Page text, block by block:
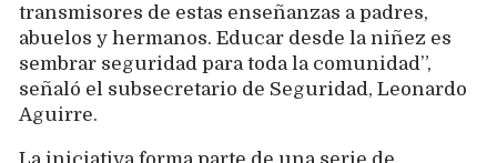
transmisores de estas enseñanzas a padres,
abuelos y hermanos. Educar desde la niñez es
sembrar seguridad para toda la comunidad”,
señaló el subsecretario de Seguridad, Leonardo
Aguirre.
La iniciativa forma parte de una serie de